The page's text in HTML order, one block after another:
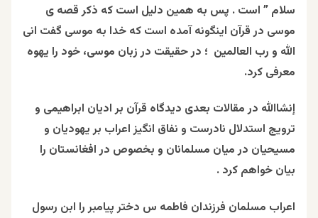
سلام ” است . پس به همین دلیل است که ذکر قصه ‌ی
موسی در قرآن اینگونه آمده است که خدا به موسی گفت انی
الله و رب العالمين ؛ در حقیقت در زبان موسی، خود را یهوه
معرفی کرد.
إنشاالله در مقالات بعدی دیدگاه قرآن بر ادیان ابراهیمی و
ترویج استدلال نادرست و نفاق انگیز اعراب بر یهودیان و
مسیحیان در میان مسلمانان و بخصوص در افغانستان را
بیان خواهم کرد .
اعراب مسلمان فرزندان فاطمه س دختر پیامبر را ابن رسول